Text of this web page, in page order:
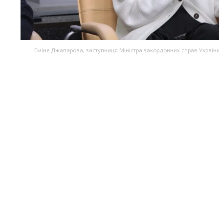
Еміне Джапарова, заступниця Міністра закордонних справ